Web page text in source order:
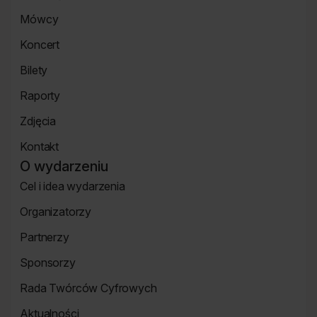
główna
Mówcy
mówcy
Koncert
Bilety
Bilety
Raporty
Zdjęcia
Kontakt
Strona
Kontakt
O wydarzeniu
Cel i idea wydarzenia
o
Organizatorzy
Organizatorzy
Partnerzy
Partnerzy
Sponsorzy
Sponsorzy
Rada Twórców Cyfrowych
Aktualności